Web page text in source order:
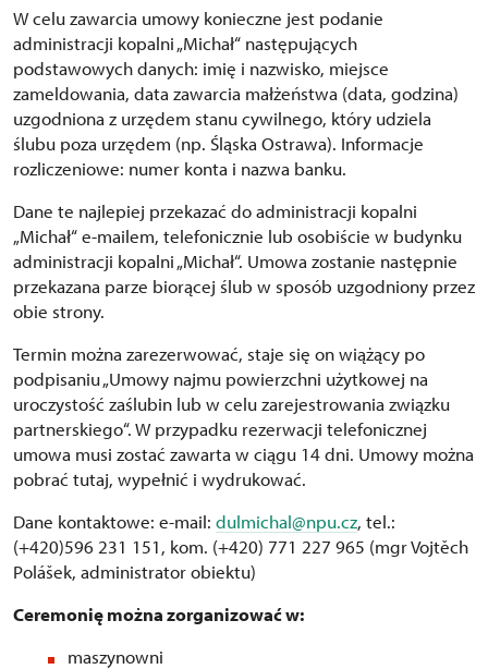
W celu zawarcia umowy konieczne jest podanie
administracji kopalni „Michał“ następujących
podstawowych danych: imię i nazwisko, miejsce
zameldowania, data zawarcia małżeństwa (data, godzina)
uzgodniona z urzędem stanu cywilnego, który udziela
ślubu poza urzędem (np. Śląska Ostrawa). Informacje
rozliczeniowe: numer konta i nazwa banku.
Dane te najlepiej przekazać do administracji kopalni
„Michał“ e-mailem, telefonicznie lub osobiście w budynku
administracji kopalni „Michał“. Umowa zostanie następnie
przekazana parze biorącej ślub w sposób uzgodniony przez
obie strony.
Termin można zarezerwować, staje się on wiążący po
podpisaniu „Umowy najmu powierzchni użytkowej na
uroczystość zaślubin lub w celu zarejestrowania związku
partnerskiego“. W przypadku rezerwacji telefonicznej
umowa musi zostać zawarta w ciągu 14 dni. Umowy można
pobrać tutaj, wypełnić i wydrukować.
Dane kontaktowe: e-mail: dulmichal@npu.cz, tel.:
(+420)596 231 151, kom. (+420) 771 227 965 (mgr Vojtěch
Polášek, administrator obiektu)
Ceremonię można zorganizować w:
maszynowni